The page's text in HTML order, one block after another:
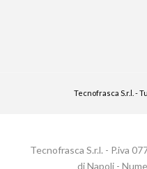
Tecnofrasca S.r.l. -
Tecnofrasca S.r.l. - P.iva
di Napoli -